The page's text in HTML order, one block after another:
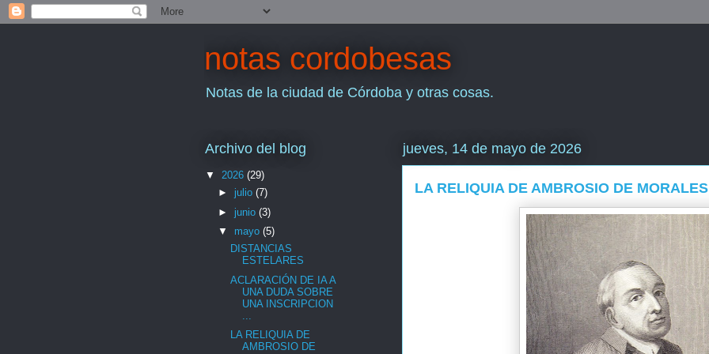
notas cordobesas
Notas de la ciudad de Córdoba y otras cosas.
jueves, 14 de mayo de 2026
LA RELIQUIA DE AMBROSIO DE
Archivo del blog
▼ 2026 (29)
► julio (7)
► junio (3)
▼ mayo (5)
DISTANCIAS
ESTELARES
ACLARACIÓN DE IA A
UNA DUDA SOBRE
UNA INSCRIPCION
LA RELIQUIA DE
AMBROSIO DE